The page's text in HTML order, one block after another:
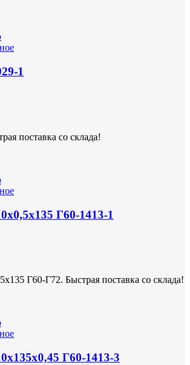
1
поставка со склада!
Г60-1413-1
Г60-Г72. Быстрая поставка со склада!
Г60-1413-3